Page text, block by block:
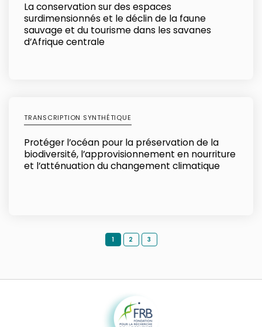
La conservation sur des espaces
surdimensionnés et le déclin de la faune
sauvage et du tourisme dans les savanes
d’Afrique centrale
TRANSCRIPTION SYNTHÉTIQUE
Protéger l’océan pour la préservation de la
biodiversité, l’approvisionnement en nourriture
et l’atténuation du changement climatique
1 2 3
Fondation pour la recherche sur la biodiversité